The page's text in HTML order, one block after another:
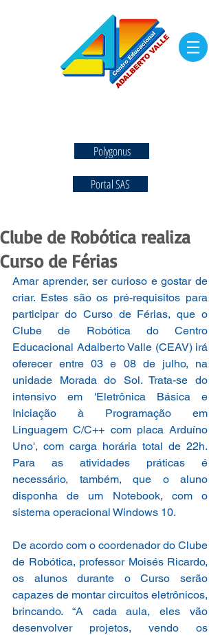
Polygonus
Portal SAS
Clube de Robótica realiza
Curso de Férias
Amar aprender, ser curioso e gostar de
criar. Estes são os pré-requisitos para
participar do Curso de Férias, que o
Clube de Robótica do Centro
Educacional Adalberto Valle (CEAV) irá
oferecer entre 03 e 08 de julho, na
unidade Morada do Sol. Trata-se do
intensivo em 'Eletrônica Básica e
Iniciação à Programação em
Linguagem C/C++ com placa Arduíno
Uno', com carga horária total de 22h.
Para as atividades práticas é
necessário, também, que o aluno
disponha de um Notebook, com o
sistema operacional Windows 10.
De acordo com o coordenador do Clube
de Robótica, professor Moisés Ricardo,
os alunos durante o Curso serão
capazes de montar circuitos eletrônicos,
brincando. “A cada aula, eles vão
desenvolver projetos, vendo os